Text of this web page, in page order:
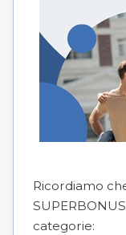
Ricordiamo
categorie: